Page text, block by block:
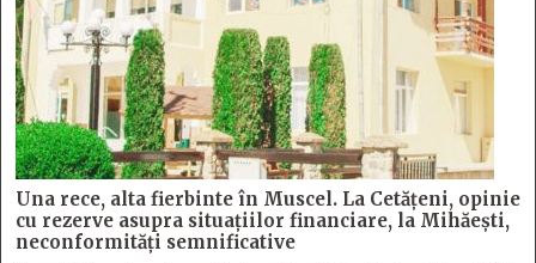
Una rece, alta fierbinte în Muscel. La Cetăţeni, opinie
cu rezerve asupra situaţiilor financiare, la Mihăeşti,
neconformităţi semnificative